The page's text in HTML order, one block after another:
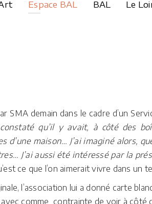
Espace BAL BAL Le
SMA demain dans le cadre d’un
qu’il y avait, à côté des
d’une maison… J’ai imaginé alors,
J’ai aussi été intéressé par la
ce que l’on aimerait vivre dans un
l’association lui a donné carte
comme contrainte de voir à côté